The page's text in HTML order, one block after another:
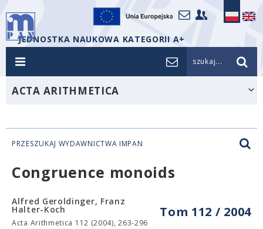
JEDNOSTKA NAUKOWA KATEGORII A+
szukaj...
ACTA ARITHMETICA
PRZESZUKAJ WYDAWNICTWA IMPAN
Congruence monoids
Tom 112 / 2004
Alfred Geroldinger, Franz
Halter-Koch
Acta Arithmetica 112 (2004), 263-296